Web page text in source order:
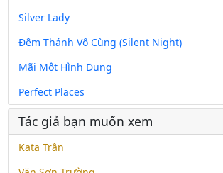
Silver Lady
Đêm Thánh Vô Cùng (Silent Night)
Mãi Một Hình Dung
Perfect Places
Tác giả bạn muốn xem
Kata Trần